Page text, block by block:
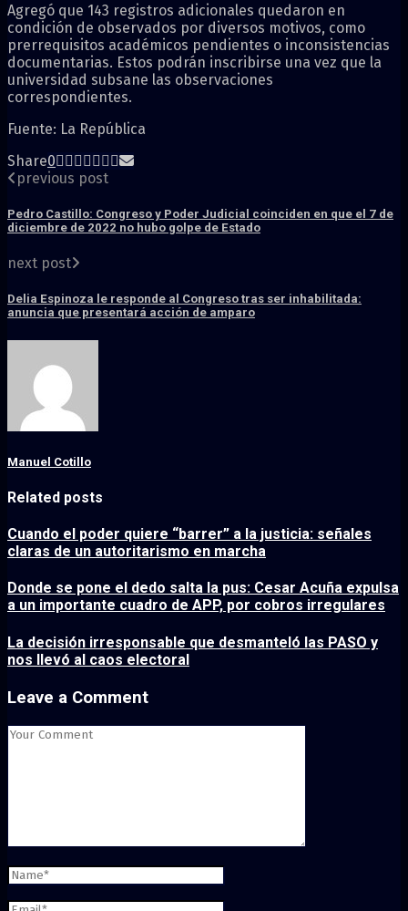
Agregó que 143 registros adicionales quedaron en
condición de observados por diversos motivos, como
prerrequisitos académicos pendientes o inconsistencias
documentarias. Estos podrán inscribirse una vez que la
universidad subsane las observaciones
correspondientes.
Fuente: La República
Share0
previous post
Pedro Castillo: Congreso y Poder Judicial coinciden en que el 7 de
diciembre de 2022 no hubo golpe de Estado
next post
Delia Espinoza le responde al Congreso tras ser inhabilitada:
anuncia que presentará acción de amparo
Manuel Cotillo
Related posts
Cuando el poder quiere “barrer” a la justicia: señales
claras de un autoritarismo en marcha
Donde se pone el dedo salta la pus: Cesar Acuña expulsa
a un importante cuadro de APP, por cobros irregulares
La decisión irresponsable que desmanteló las PASO y
nos llevó al caos electoral
Leave a Comment